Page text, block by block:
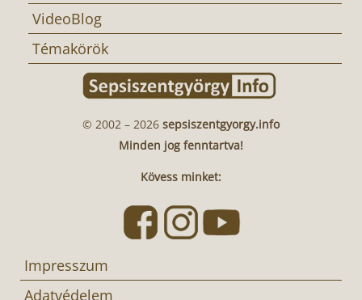
VideoBlog
Témakörök
© 2002 – 2026 sepsiszentgyorgy.info
Minden jog fenntartva!
Kövess minket:
Impresszum
Adatvédelem